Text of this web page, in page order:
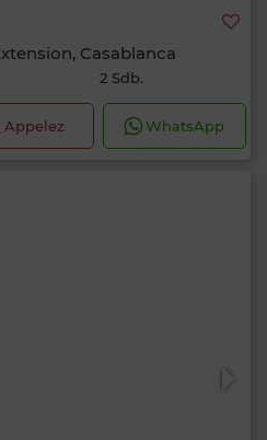
Casablanca
2 Sdb.
Appelez WhatsApp